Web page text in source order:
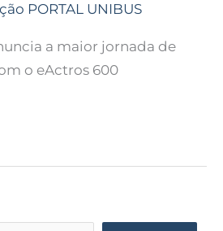
PORTAL UNIBUS
a maior jornada de
o eActros 600